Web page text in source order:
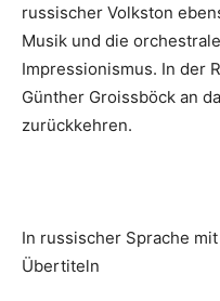
russischer Volkston
Musik und die
Impressionismus. In der
Günther Groissböck an
zurückkehren.
In russischer Sprache
Übertiteln